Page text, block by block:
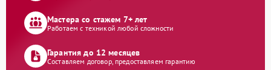
Мастера со стажем 7+ лет
Работаем с техникой любой сложности
Гарантия до 12 месяцев
Составляем договор, предоставляем гарантию